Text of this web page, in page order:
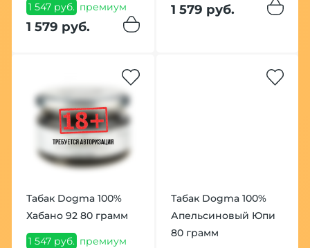
1 547 руб. премиум
1 579 руб.
1 579 руб.
Табак Dogma 100%
Хабано 92 80 грамм
1 547 руб. премиум
Табак Dogma 100%
Апельсиновый Юпи
80 грамм